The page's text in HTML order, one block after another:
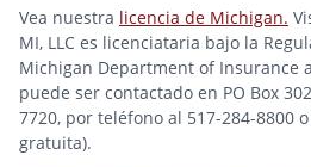
Vea nuestra licencia de Michigan.
MI, LLC es licenciataria bajo la
Michigan Department of Insurance
puede ser contactado en PO Box
7720, por teléfono al 517-284-8800
gratuita).